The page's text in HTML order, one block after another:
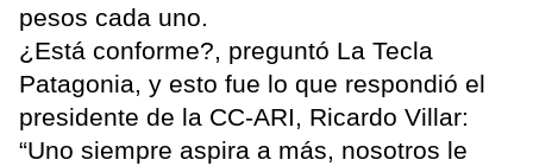
pesos cada uno.
¿Está conforme?, preguntó La Tecla
Patagonia, y esto fue lo que respondió el
presidente de la CC-ARI, Ricardo Villar:
“Uno siempre aspira a más, nosotros le